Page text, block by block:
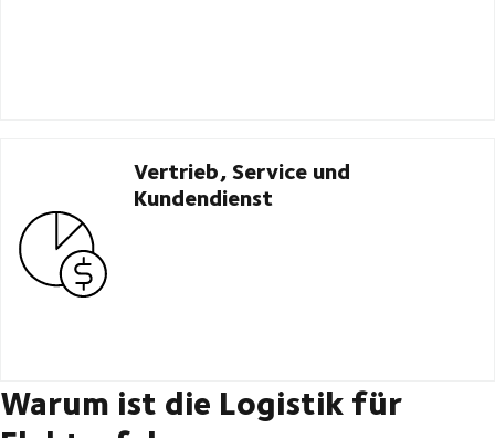
Vertrieb, Service und
Kundendienst
Warum ist die Logistik für